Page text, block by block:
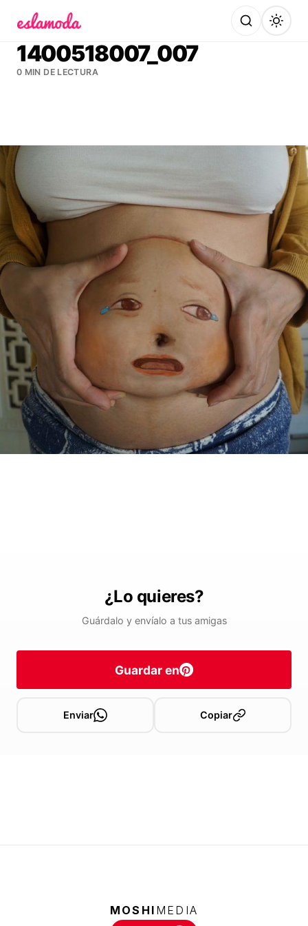
1400518007_007
0 MIN DE LECTURA
¿Lo quieres?
Guárdalo y envíalo a tus amigas
Guardar en
Enviar Copiar
MOSHI MEDIA